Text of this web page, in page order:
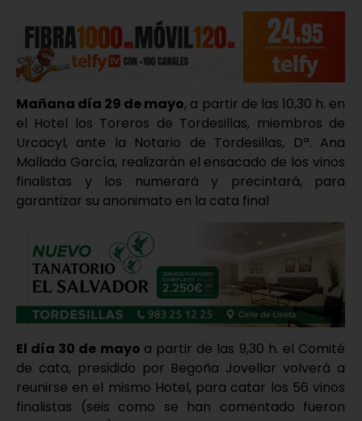
Mañana día 29 de mayo, a partir de las 10,30 h. en
el Hotel los Toreros de Tordesillas, miembros de
Urcacyl, ante la Notario de Tordesillas, Dª. Ana
Mallada García, realizarán el ensacado de los vinos
finalistas y los numerará y precintará, para
garantizar su anonimato en la cata final
El día 30 de mayo a partir de las 9,30 h. el Comité
de cata, presidido por Begoña Jovellar volverá a
reunirse en el mismo Hotel, para catar los 56 vinos
finalistas (seis como se han comentado fueron